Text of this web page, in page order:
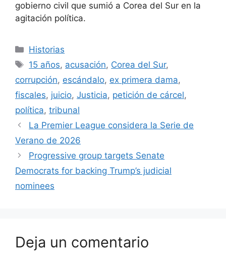
gobierno civil que sumió a Corea del Sur en la
agitación política.
Categorías
Historias
Etiquetas
15 años, acusación, Corea del Sur,
corrupción, escándalo, ex primera dama,
fiscales, juicio, Justicia, petición de cárcel,
política, tribunal
La Premier League considera la Serie de
Verano de 2026
Progressive group targets Senate
Democrats for backing Trump’s judicial
nominees
Deja un comentario